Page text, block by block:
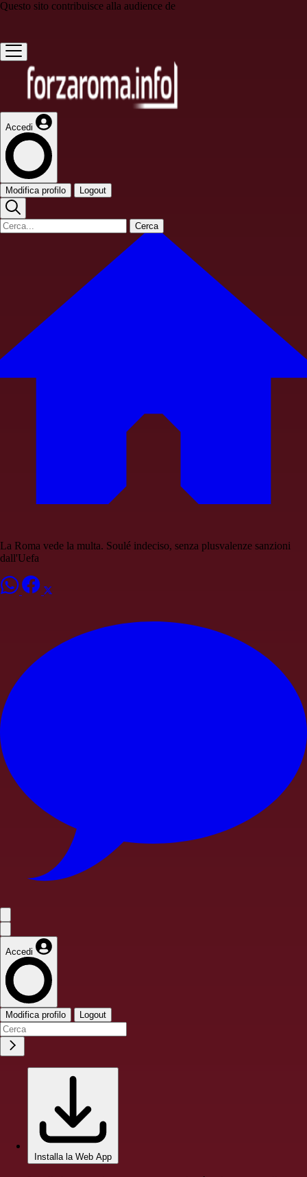
Questo sito contribuisce alla audience de
Accedi
Modifica profilo Logout
Cerca
La Roma vede la multa. Soulé indeciso, senza plusvalenze sanzioni
dall'Uefa
Accedi
Modifica profilo Logout
Installa la Web App